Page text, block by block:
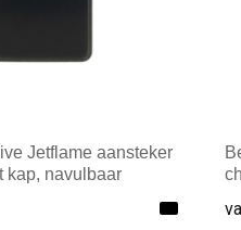
Jetflame aansteker
kap, navulbaar